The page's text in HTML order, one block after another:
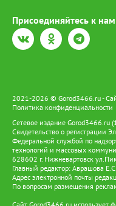
Присоединяйтесь к нам
2021-2026 © Gorod3466.ru -
Политика конфиденциальности
Сетевое издание Gorod3466.ru
Свидетельство о
Федеральной службой по
технологий и массовых
628602 г. Нижневартовск
Главный редактор: Аврашова Е.С.
Адрес электронной почты
По вопросам размещения